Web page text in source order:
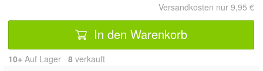
Versandkosten nur 9,95 €
In den Warenkorb
10+ Auf Lager 8 verkauft